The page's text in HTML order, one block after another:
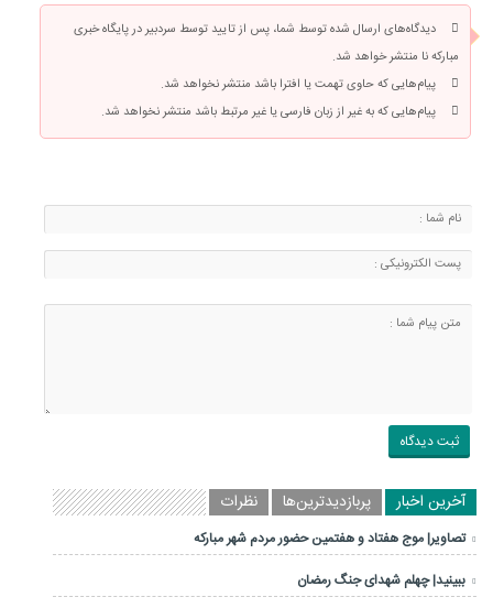
دیدگاه‌های ارسال شده توسط شما، پس از تایید توسط سردبیر در پایگاه خبری
مبارکه نا منتشر خواهد شد.
پیام‌هایی که حاوی تهمت یا افترا باشد منتشر نخواهد شد.
پیام‌هایی که به غیر از زبان فارسی یا غیر مرتبط باشد منتشر نخواهد شد.
آخرین اخبار پربازدیدترین‌ها نظرات
تصاویر| موج هفتاد و هفتمین حضور مردم شهر مبارکه
ببینید| چهلم شهدای جنگ رمضان